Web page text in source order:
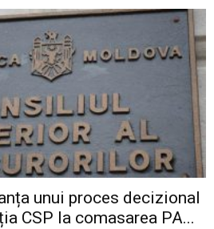
unui proces decizional
CSP la comasarea PA...